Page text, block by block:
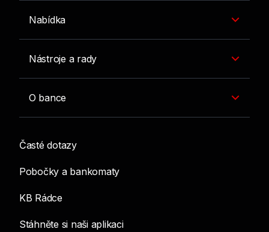
Nabídka
Nástroje a rady
O bance
Časté dotazy
Pobočky a bankomaty
KB Rádce
Stáhněte si naši aplikaci